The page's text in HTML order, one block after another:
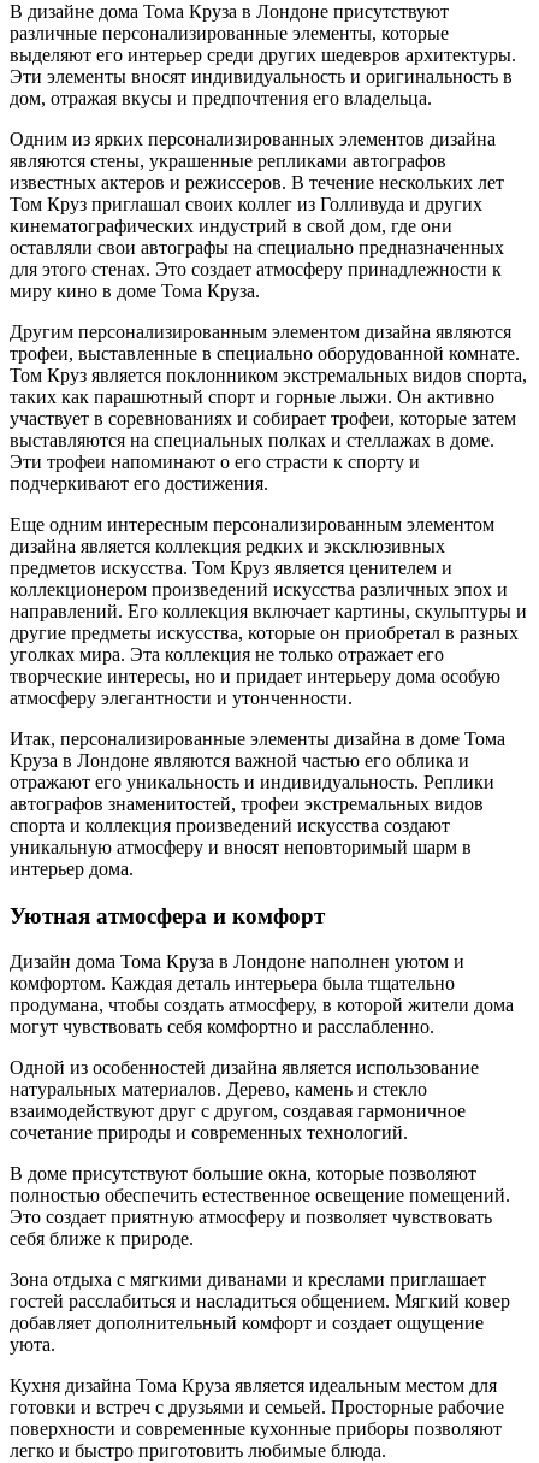
В дизайне дома Тома Круза в Лондоне присутствуют
различные персонализированные элементы, которые
выделяют его интерьер среди других шедевров архитектуры.
Эти элементы вносят индивидуальность и оригинальность в
дом, отражая вкусы и предпочтения его владельца.
Одним из ярких персонализированных элементов дизайна
являются стены, украшенные репликами автографов
известных актеров и режиссеров. В течение нескольких лет
Том Круз приглашал своих коллег из Голливуда и других
кинематографических индустрий в свой дом, где они
оставляли свои автографы на специально предназначенных
для этого стенах. Это создает атмосферу принадлежности к
миру кино в доме Тома Круза.
Другим персонализированным элементом дизайна являются
трофеи, выставленные в специально оборудованной комнате.
Том Круз является поклонником экстремальных видов спорта,
таких как парашютный спорт и горные лыжи. Он активно
участвует в соревнованиях и собирает трофеи, которые затем
выставляются на специальных полках и стеллажах в доме.
Эти трофеи напоминают о его страсти к спорту и
подчеркивают его достижения.
Еще одним интересным персонализированным элементом
дизайна является коллекция редких и эксклюзивных
предметов искусства. Том Круз является ценителем и
коллекционером произведений искусства различных эпох и
направлений. Его коллекция включает картины, скульптуры и
другие предметы искусства, которые он приобретал в разных
уголках мира. Эта коллекция не только отражает его
творческие интересы, но и придает интерьеру дома особую
атмосферу элегантности и утонченности.
Итак, персонализированные элементы дизайна в доме Тома
Круза в Лондоне являются важной частью его облика и
отражают его уникальность и индивидуальность. Реплики
автографов знаменитостей, трофеи экстремальных видов
спорта и коллекция произведений искусства создают
уникальную атмосферу и вносят неповторимый шарм в
интерьер дома.
Уютная атмосфера и комфорт
Дизайн дома Тома Круза в Лондоне наполнен уютом и
комфортом. Каждая деталь интерьера была тщательно
продумана, чтобы создать атмосферу, в которой жители дома
могут чувствовать себя комфортно и расслабленно.
Одной из особенностей дизайна является использование
натуральных материалов. Дерево, камень и стекло
взаимодействуют друг с другом, создавая гармоничное
сочетание природы и современных технологий.
В доме присутствуют большие окна, которые позволяют
полностью обеспечить естественное освещение помещений.
Это создает приятную атмосферу и позволяет чувствовать
себя ближе к природе.
Зона отдыха с мягкими диванами и креслами приглашает
гостей расслабиться и насладиться общением. Мягкий ковер
добавляет дополнительный комфорт и создает ощущение
уюта.
Кухня дизайна Тома Круза является идеальным местом для
готовки и встреч с друзьями и семьей. Просторные рабочие
поверхности и современные кухонные приборы позволяют
легко и быстро приготовить любимые блюда.